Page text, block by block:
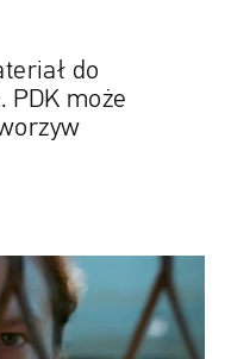
do
PDK może